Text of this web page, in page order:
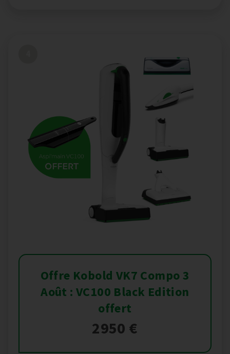
Offre Kobold VK7 Compo 3
Août : VC100 Black Edition
offert
2950 €